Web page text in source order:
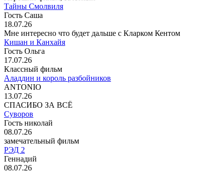
Тайны Смолвиля
Гость Саша
18.07.26
Мне интересно что будет дальше с Кларком Кентом
Кишан и Канхайя
Гость Ольга
17.07.26
Классный фильм
Аладдин и король разбойников
ANTONIO
13.07.26
СПАСИБО ЗА ВСЁ
Суворов
Гость николай
08.07.26
замечательный фильм
РЭД 2
Геннадий
08.07.26